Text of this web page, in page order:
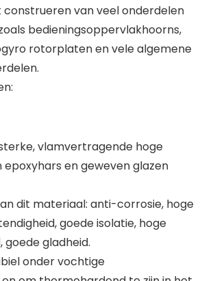
construeren van veel onderdelen
bedieningsoppervlakhoorns,
rotorplaten en vele algemene
vlamvertragende hoge
en geweven glazen
dit materiaal: anti-corrosie, hoge
goede isolatie, hoge
goede gladheid.
onder vochtige